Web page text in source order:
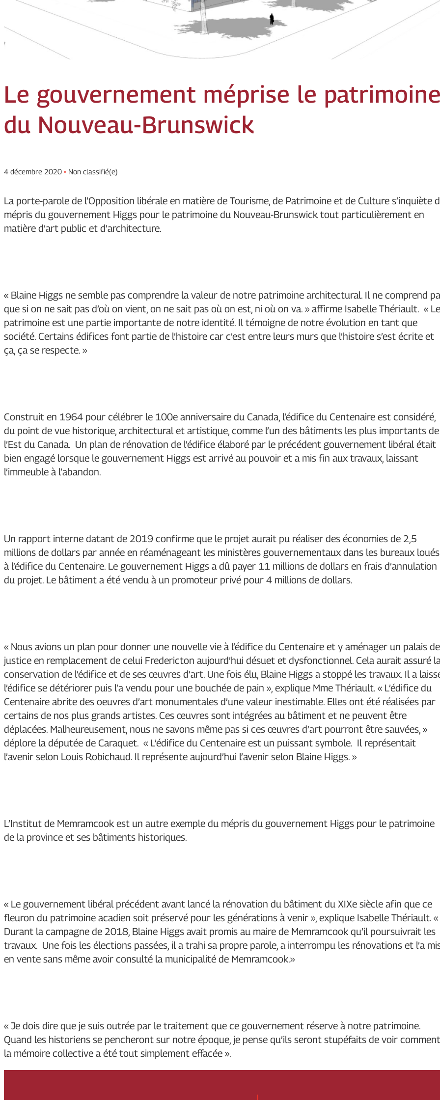
Le gouvernement méprise le
du Nouveau-Brunswick
4 décembre 2020 • Non classifié(e)
La porte-parole de l’Opposition libérale en matière de Tourisme, de Patrimoine et de Culture s’inquiète
mépris du gouvernement Higgs pour le patrimoine du Nouveau-Brunswick tout particulièrement en
matière d’art public et d’architecture.
« Blaine Higgs ne semble pas comprendre la valeur de notre patrimoine architectural. Il ne comprend
que si on ne sait pas d’où on vient, on ne sait pas où on est, ni où on va. » affirme Isabelle Thériault. « Le
patrimoine est une partie importante de notre identité. Il témoigne de notre évolution en tant que
société. Certains édifices font partie de l’histoire car c’est entre leurs murs que l’histoire s’est écrite et
ça, ça se respecte. »
Construit en 1964 pour célébrer le 100e anniversaire du Canada, l’édifice du Centenaire est considéré,
du point de vue historique, architectural et artistique, comme l’un des bâtiments les plus importants de
l’Est du Canada. Un plan de rénovation de l’édifice élaboré par le précédent gouvernement libéral était
bien engagé lorsque le gouvernement Higgs est arrivé au pouvoir et a mis fin aux travaux, laissant
l’immeuble à l’abandon.
Un rapport interne datant de 2019 confirme que le projet aurait pu réaliser des économies de 2,5
millions de dollars par année en réaménageant les ministères gouvernementaux dans les bureaux loués
à l’édifice du Centenaire. Le gouvernement Higgs a dû payer 11 millions de dollars en frais d’annulation
du projet. Le bâtiment a été vendu à un promoteur privé pour 4 millions de dollars.
« Nous avions un plan pour donner une nouvelle vie à l’édifice du Centenaire et y aménager un palais de
justice en remplacement de celui Fredericton aujourd’hui désuet et dysfonctionnel. Cela aurait assuré
conservation de l’édifice et de ses œuvres d’art. Une fois élu, Blaine Higgs a stoppé les travaux. Il a
l’édifice se détériorer puis l’a vendu pour une bouchée de pain », explique Mme Thériault. « L’édifice du
Centenaire abrite des oeuvres d’art monumentales d’une valeur inestimable. Elles ont été réalisées par
certains de nos plus grands artistes. Ces œuvres sont intégrées au bâtiment et ne peuvent être
déplacées. Malheureusement, nous ne savons même pas si ces œuvres d’art pourront être sauvées, »
déplore la députée de Caraquet. « L’édifice du Centenaire est un puissant symbole. Il représentait
l’avenir selon Louis Robichaud. Il représente aujourd’hui l’avenir selon Blaine Higgs. »
L’Institut de Memramcook est un autre exemple du mépris du gouvernement Higgs pour le patrimoine
de la province et ses bâtiments historiques.
« Le gouvernement libéral précédent avant lancé la rénovation du bâtiment du XIXe siècle afin que ce
fleuron du patrimoine acadien soit préservé pour les générations à venir », explique Isabelle Thériault. «
Durant la campagne de 2018, Blaine Higgs avait promis au maire de Memramcook qu’il poursuivrait les
travaux. Une fois les élections passées, il a trahi sa propre parole, a interrompu les rénovations et l’a
en vente sans même avoir consulté la municipalité de Memramcook.»
« Je dois dire que je suis outrée par le traitement que ce gouvernement réserve à notre patrimoine.
Quand les historiens se pencheront sur notre époque, je pense qu’ils seront stupéfaits de voir comment
la mémoire collective a été tout simplement effacée ».